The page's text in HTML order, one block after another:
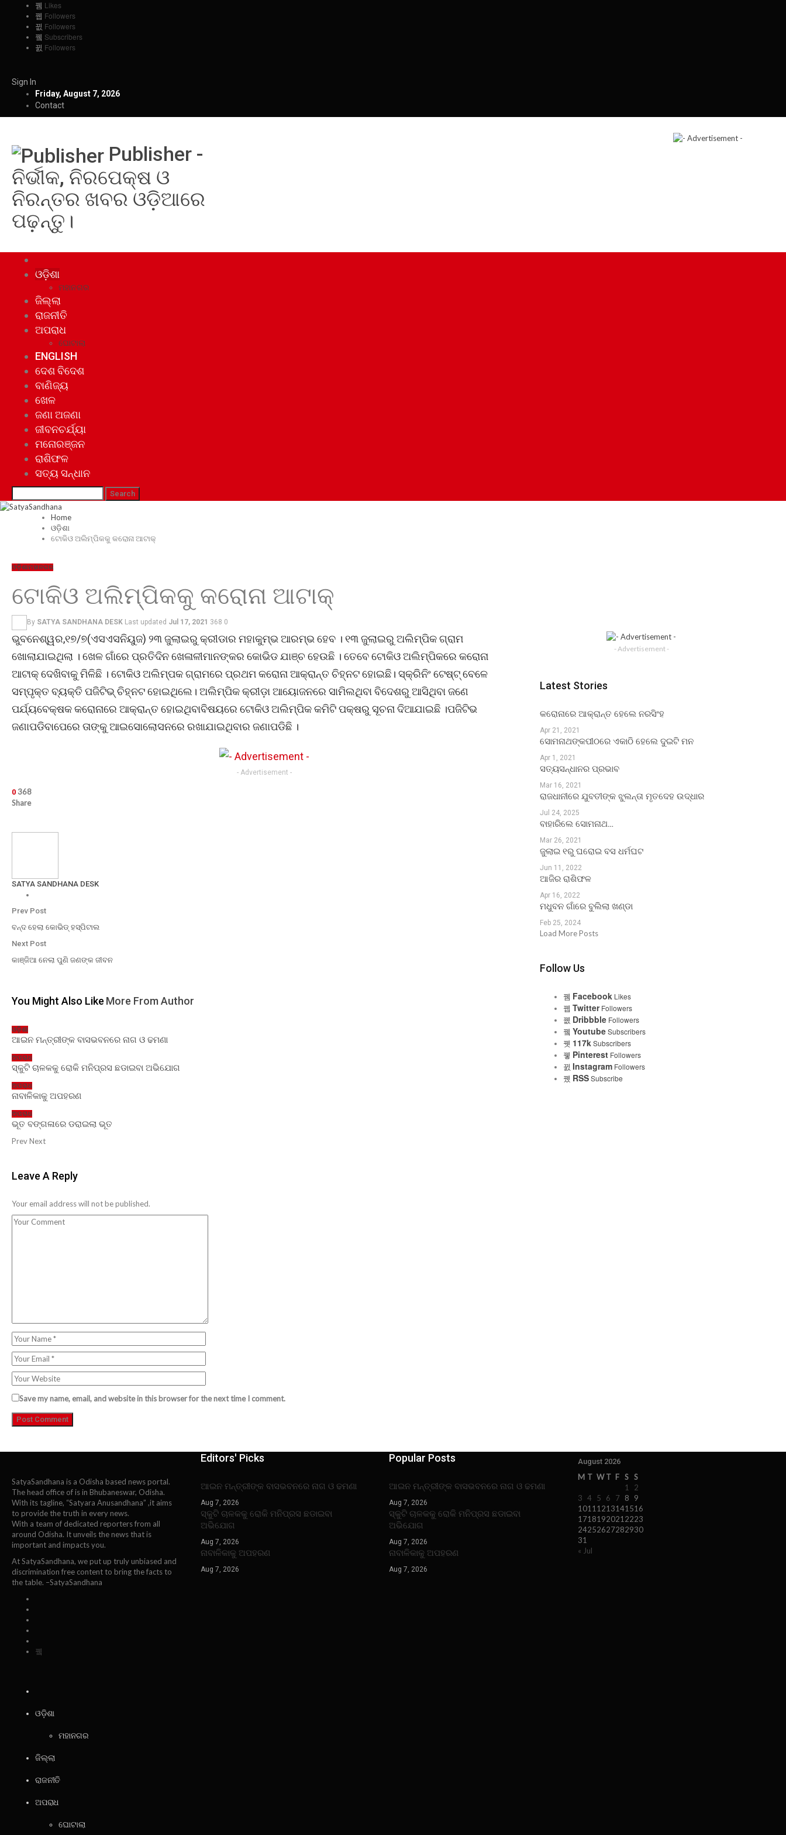
Likes
Followers
Followers
Subscribers
Followers
Sign In
Friday, August 7, 2026
Contact
Publisher -
ନିର୍ଭୀକ, ନିରପେକ୍ଷ ଓ
ନିରନ୍ତର ଖବର ଓଡ଼ିଆରେ
ପଢ଼ନ୍ତୁ।
ଓଡ଼ିଶା
ମହାନଗର
ଜିଲ୍ଲା
ରାଜନୀତି
ଅପରାଧ
ଘୋଟାଲା
ENGLISH
ଦେଶ ବିଦେଶ
ବାଣିଜ୍ୟ
ଖେଳ
ଜଣା ଅଜଣା
ଜୀବନଚର୍ଯ୍ୟା
ମନୋରଞ୍ଜନ
ରାଶିଫଳ
ସତ୍ୟ ସନ୍ଧାନ
Home
ଓଡ଼ିଶା
ଟୋକିଓ ଅଲିମ୍ପିକକୁ କରୋନା ଆଟାକ୍
ଓଡ଼ିଶାମହାନଗର
ଟୋକିଓ ଅଲିମ୍ପିକକୁ କରୋନା ଆଟାକ୍
By SATYA SANDHANA DESK Last updated Jul 17, 2021 368 0
ଭୁବନେଶ୍ୱର,୧୭/୭(ଏସଏସନିୟୁଜ) ୨୩ ଜୁଲାଇରୁ କ୍ରୀଡାର ମହାକୁମ୍ଭ ଆରମ୍ଭ ହେବ । ୧୩ ଜୁଲାଇରୁ ଅଲିମ୍ପିକ ଗ୍ରାମ
ଖୋଲାଯାଇଥିଲା । ଖେଳ ଗାଁରେ ପ୍ରତିଦିନ ଖେଳାଳୀମାନଙ୍କର କୋଭିଡ ଯାଞ୍ଚ ହେଉଛି । ତେବେ ଟୋକିଓ ଅଲିମ୍ପିକରେ କରୋନା
ଆଟାକ୍ ଦେଖିବାକୁ ମିଳିଛି । ଟୋକିଓ ଅଲିମ୍ପକ ଗ୍ରାମରେ ପ୍ରଥମ କରୋନା ଆକ୍ରାନ୍ତ ଚିହ୍ନଟ ହୋଇଛି। ସ୍କ୍ରିନିଂ ଟେଷ୍ଟ୍ ବେଳେ
ସମ୍ପୃକ୍ତ ବ୍ୟକ୍ତି ପଜିଟିଭ୍ ଚିହ୍ନଟ ହୋଇଥିଲେ। ଅଲିମ୍ପିକ କ୍ରୀଡ଼ା ଆୟୋଜନରେ ସାମିଲଥିବା ବିଦେଶରୁ ଆସିଥିବା ଜଣେ
ପର୍ଯ୍ୟବେକ୍ଷକ କରୋନାରେ ଆକ୍ରାନ୍ତ ହୋଇଥିବାବିଷୟରେ ଟୋକିଓ ଅଲିମ୍ପିକ କମିଟି ପକ୍ଷରୁ ସୂଚନା ଦିଆଯାଇଛି ।ପଜିଟିଭ
ଜଣାପଡିବାପେରେ ତାଙ୍କୁ ଆଇସୋଲୋସନରେ ରଖାଯାଇଥିବାର ଜଣାପଡିଛି ।
- Advertisement -
0 368
Share
SATYA SANDHANA DESK
Prev Post
ବନ୍ଦ ହେଲା କୋଭିଡ୍ ହସ୍ପିଟାଲ
Next Post
କାଞ୍ଜିଆ ନେଲା ପୁଣି ଜଣଙ୍କ ଜୀବନ
You Might Also Like More From Author
ଓଡ଼ିଶା
ଆଇନ ମନ୍ତ୍ରୀଙ୍କ ବାସଭବନରେ ନାଗ ଓ ଢମଣା
ଅପରାଧ
ସ୍କୁଟି ଚାଳକକୁ ରୋକି ମନିପ୍ରସ ଛଡାଇବା ଅଭିଯୋଗ
ଅପରାଧ
ନାବାଳିକାକୁ ଅପହରଣ
ଅପରାଧ
ଭୂତ ବଙ୍ଗଳାରେ ଡରାଇଲା ଭୂତ
PrevNext
Leave A Reply
Your email address will not be published.
Save my name, email, and website in this browser for the next time I comment.
- Advertisement -
Latest Stories
କରୋନାରେ ଆକ୍ରାନ୍ତ ହେଲେ ନରସିଂହ
Apr 21, 2021
ସୋମନାଥଙ୍କପୀଠରେ ଏକାଠି ହେଲେ ଦୁଇଟି ମନ
Apr 1, 2021
ସତ୍ୟସନ୍ଧାନର ପ୍ରଭାବ
Mar 16, 2021
ରାଜଧାନୀରେ ଯୁବତୀଙ୍କ ଝୁଲନ୍ତା ମୃତଦେହ ଉଦ୍ଧାର
Jul 24, 2025
ବାହାରିଲେ ସୋମନାଥ…
Mar 26, 2021
ଜୁଲାଇ ୧ରୁ ଘରୋଇ ବସ ଧର୍ମଘଟ
Jun 11, 2022
ଆଜିର ରାଶିଫଳ
Apr 16, 2022
ମଧୁବନ ଗାଁରେ ବୁଲିଲା ଖଣ୍ଡା
Feb 25, 2024
Load More Posts
Follow Us
Facebook Likes
Twitter Followers
Dribbble Followers
YoutubeSubscribers
117kSubscribers
Pinterest Followers
Instagram Followers
RSSSubscribe
SatyaSandhana is a Odisha based news portal.
The head office of is in Bhubaneswar, Odisha.
With its tagline, “Satyara Anusandhana” ,it aims
to provide the truth in every news.
With a team of dedicated reporters from all
around Odisha. It unveils the news that is
important and impacts you.
At SatyaSandhana, we put up truly unbiased and
discrimination free content to bring the facts to
the table. –SatyaSandhana
Editors' Picks
ଆଇନ ମନ୍ତ୍ରୀଙ୍କ ବାସଭବନରେ ନାଗ ଓ ଢମଣା
Aug 7, 2026
ସ୍କୁଟି ଚାଳକକୁ ରୋକି ମନିପ୍ରସ ଛଡାଇବା
ଅଭିଯୋଗ
Aug 7, 2026
ନାବାଳିକାକୁ ଅପହରଣ
Aug 7, 2026
Popular Posts
ଆଇନ ମନ୍ତ୍ରୀଙ୍କ ବାସଭବନରେ ନାଗ ଓ ଢମଣା
Aug 7, 2026
ସ୍କୁଟି ଚାଳକକୁ ରୋକି ମନିପ୍ରସ ଛଡାଇବା
ଅଭିଯୋଗ
Aug 7, 2026
ନାବାଳିକାକୁ ଅପହରଣ
Aug 7, 2026
August 2026
M T W T F S S
1
2
3 4 5 6 7 8
9
1011 1213141516
1718192021 2223
24252627282930
31
« Jul
ଓଡ଼ିଶା
ମହାନଗର
ଜିଲ୍ଲା
ରାଜନୀତି
ଅପରାଧ
ଘୋଟାଲା